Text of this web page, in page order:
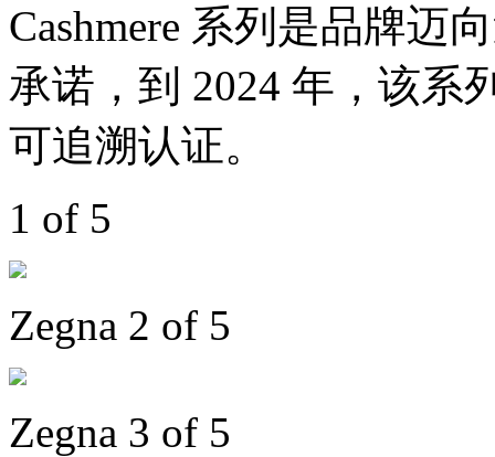
Cashmere 系列是品牌迈
承诺，到 2024 年，该系
可追溯认证。
1 of 5
Zegna 2 of 5
Zegna 3 of 5